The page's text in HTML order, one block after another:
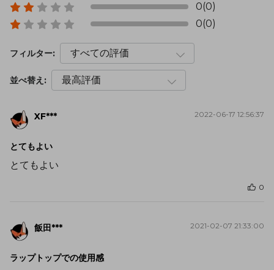
0(0)
0(0)
フィルター:
並べ替え:
XF*** 2022-06-17 12:56:37
とてもよい
とてもよい
0
飯田*** 2021-02-07 21:33:00
ラップトップでの使用感